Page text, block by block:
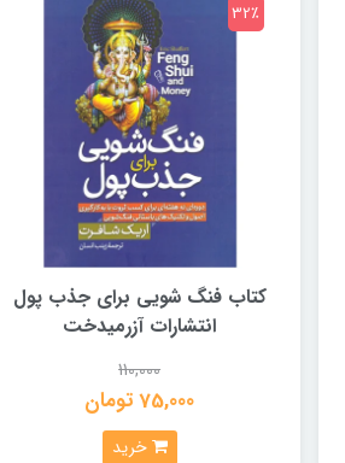
کتاب فنگ‌ شویی‌ برای‌ جذب‌ پول
انتشارات‌ آزرمیدخت
110,000
75,000 تومان
32٪
خرید